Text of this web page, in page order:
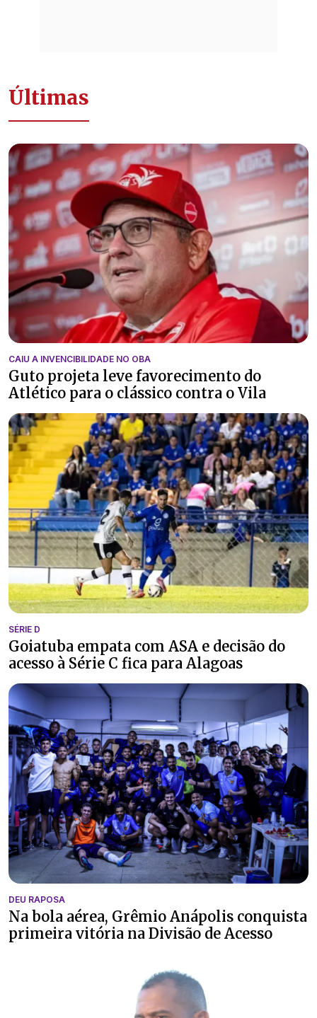
Últimas
CAIU A INVENCIBILIDADE NO OBA
Guto projeta leve favorecimento do
Atlético para o clássico contra o Vila
SÉRIE D
Goiatuba empata com ASA e decisão do
acesso à Série C fica para Alagoas
DEU RAPOSA
Na bola aérea, Grêmio Anápolis conquista
primeira vitória na Divisão de Acesso